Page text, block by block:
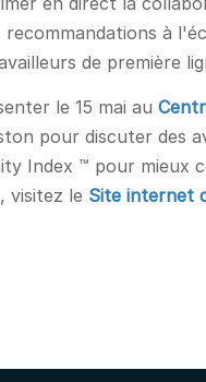
à
de première
le 15 mai au
pour discuter des
Index ™ pour mieux
visitez le Site internet